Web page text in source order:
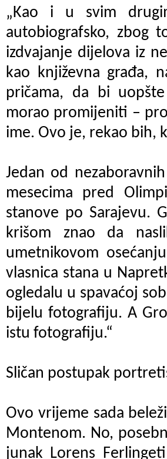
„Kao i u svim
autobiografsko, zbog
izdvajanje dijelova iz
kao književna građa,
pričama, da bi
morao promijeniti –
ime. Ovo je, rekao bih,
Jedan od
mesecima pred
stanove po Sarajevu.
krišom znao da
umetnikovom
vlasnica stana u
ogledalu u spavaćoj
bijelu fotografiju. A
istu fotografiju.“
Sličan postupak
Ovo vrijeme sada
Montenom. No,
junak Lorens